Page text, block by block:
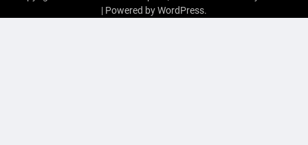
| Powered byWordPress.